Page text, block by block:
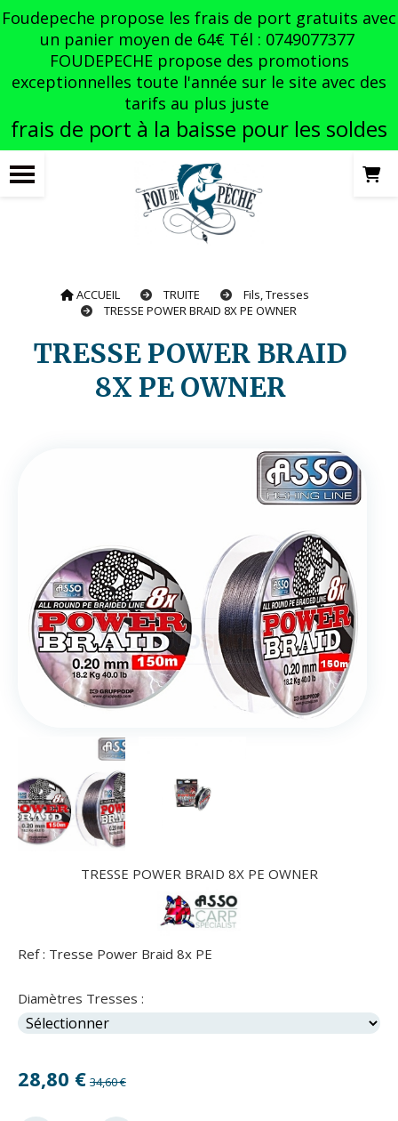
Foudepeche propose les frais de port gratuits avec
un panier moyen de 64€ Tél : 0749077377
FOUDEPECHE propose des promotions
exceptionnelles toute l'année sur le site avec des
tarifs au plus juste
frais de port à la baisse pour les soldes
ACCUEIL TRUITE
Fils, Tresses
TRESSE POWER BRAID 8X PE OWNER
TRESSE POWER BRAID
8X PE OWNER
TRESSE POWER BRAID 8X PE OWNER
Ref : Tresse Power Braid 8x PE
Diamètres Tresses :
28,80 € 34,60 €